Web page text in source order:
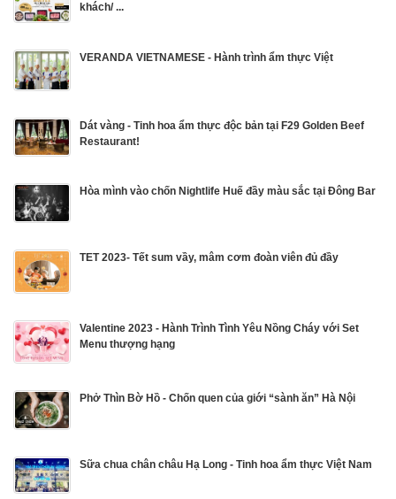
khách/ ...
VERANDA VIETNAMESE - Hành trình ẩm thực Việt
Dát vàng - Tinh hoa ẩm thực độc bản tại F29 Golden Beef
Restaurant!
Hòa mình vào chốn Nightlife Huế đầy màu sắc tại Đông Bar
TET 2023- Tết sum vầy, mâm cơm đoàn viên đủ đầy
Valentine 2023 - Hành Trình Tình Yêu Nồng Cháy với Set
Menu thượng hạng
Phở Thìn Bờ Hồ - Chốn quen của giới “sành ăn” Hà Nội
Sữa chua chân châu Hạ Long - Tinh hoa ẩm thực Việt Nam